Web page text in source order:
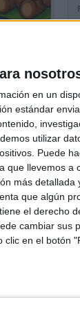
en un
estándar
utilizar
Puede
que llevemos a
más detallada
que algún
el derecho
cambiar sus
en el botón